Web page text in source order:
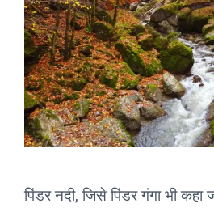
पिंडर नदी, जिसे पिंडर गंगा भी कहा